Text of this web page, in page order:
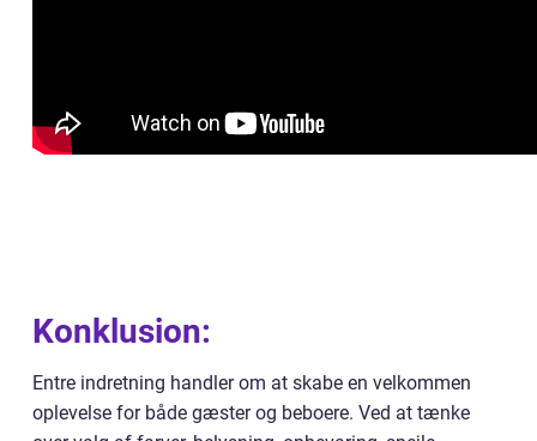
Konklusion:
Entre indretning handler om at skabe en velkommen
oplevelse for både gæster og beboere. Ved at tænke